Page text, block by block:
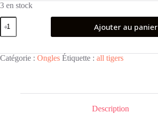
3 en stock
quantité
de
ALL
Vernis
à
Ajouter au panier
Catégorie : Ongles Étiquette : all tigers
Description